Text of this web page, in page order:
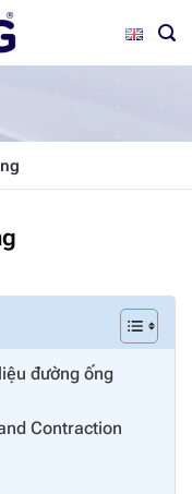
đường ống
Contraction